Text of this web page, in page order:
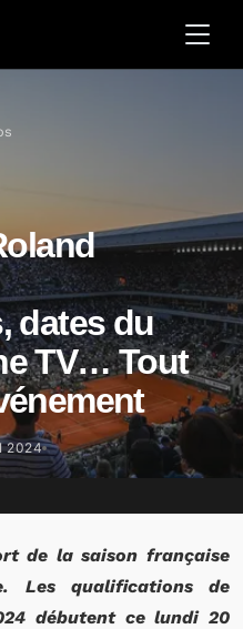
dates du
TV… Tout
2024
de la saison française
Les qualifications de
débutent ce lundi 20